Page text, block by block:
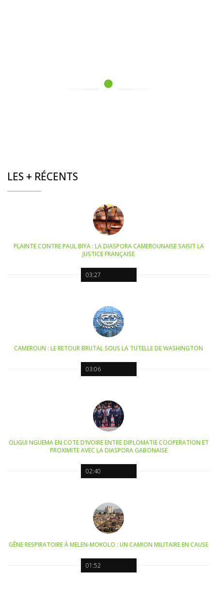
LES + RÉCENTS
03:27
PLAINTE CONTRE PAUL BIYA : LA DIASPORA CAMEROUNAISE SAISIT LA
JUSTICE FRANÇAISE
03:06
CAMEROUN : LE RETOUR BRUTAL SOUS LA TUTELLE DE WASHINGTON
02:40
OLIGUI NGUEMA EN COTE D’IVOIRE ENTRE DIPLOMATIE COOPERATION ET
PROXIMITE AVEC LA DIASPORA GABONAISE
01:52
GÊNE RESPIRATOIRE À MELEN-MOKOLO : UN CAMION MILITAIRE EN CAUSE